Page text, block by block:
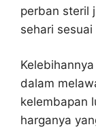
perban steril
sehari
dalam
kelembapan
harganya